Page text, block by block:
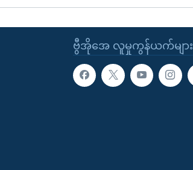
ဗွီအိုအေ လူမှုကွန်ယက်များ